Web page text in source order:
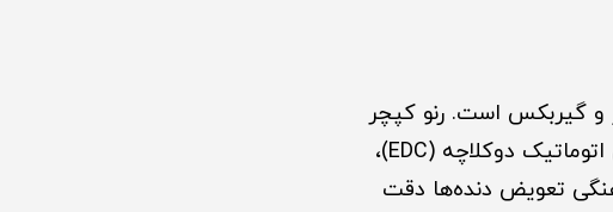
و گیربکس است. رنو کپچر
معمولاً با موتور توربوشارژ ۱.۳ لیتری عرضه می‌شود که در کنار گیربکس اتوماتیک دوکلاچه (EDC)،
تعویض دنده‌ها دقت